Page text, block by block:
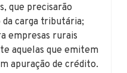
que precisarão
carga tributária;
empresas rurais
aquelas que emitem
apuração de crédito.